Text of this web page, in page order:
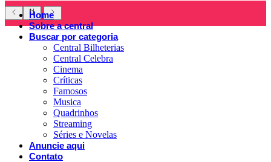
Home
Sobre a central
Buscar por categoria
Central Bilheterias
Central Celebra
Cinema
Críticas
Famosos
Musica
Quadrinhos
Streaming
Séries e Novelas
Anuncie aqui
Contato